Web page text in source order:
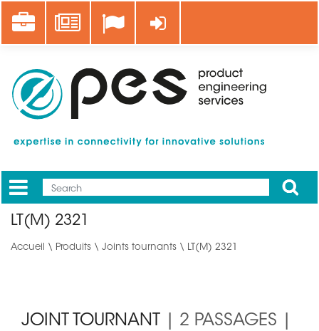
au
contenu
Career News Se connecter
Mobile
Main
Apply
LT(M) 2321
Accueil \ Produits \ Joints tournants \ LT(M) 2321
JOINT TOURNANT
| 2 PASSAGES |